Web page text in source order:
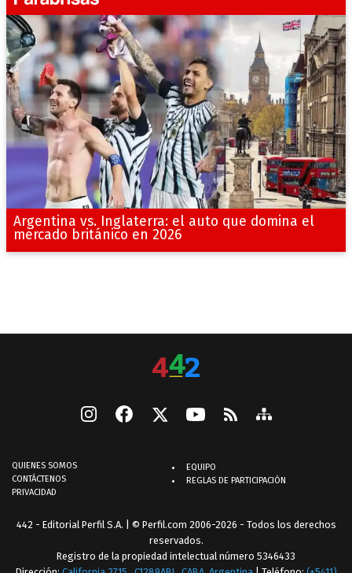
Argentina vs. Inglaterra: el auto que domina el
mercado británico en 2026
QUIENES SOMOS
CONTÁCTENOS
PRIVACIDAD
EQUIPO
REGLAS DE PARTICIPACIÓN
442 - Editorial Perfil S.A. | © Perfil.com 2006-2026 - Todos los derechos
reservados.
Registro de la propiedad intelectual número 5346433